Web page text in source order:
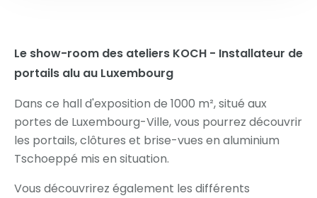
Le show-room des ateliers KOCH - Installateur de
portails alu au Luxembourg
Dans ce hall d'exposition de 1000 m², situé aux
portes de Luxembourg-Ville, vous pourrez découvrir
les portails, clôtures et brise-vues en aluminium
Tschoeppé mis en situation.
Vous découvrirez également les différents